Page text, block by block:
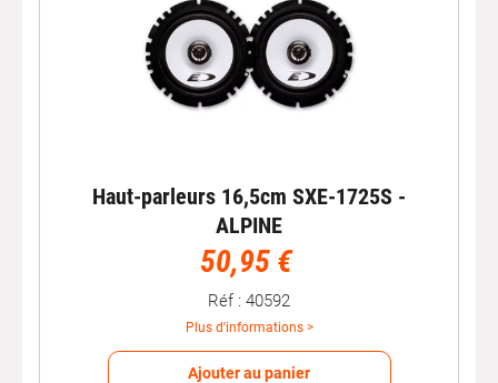
Haut-parleurs 16,5cm SXE-1725S -
ALPINE
50,95 €
Réf : 40592
Plus d'informations >
Ajouter au panier